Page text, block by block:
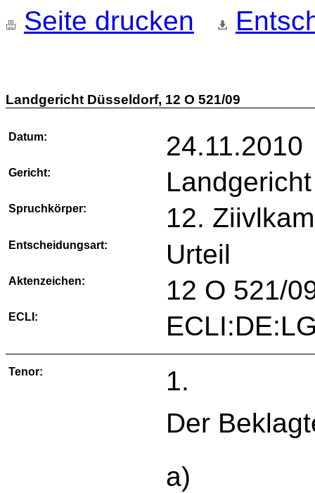
Seite drucken
Landgericht Düsseldorf, 12 O 521/09
Datum: 24.11.2010
Gericht:
Spruchkörper: 12.
Entscheidungsart: Urteil
Aktenzeichen: 12 O 521/
ECLI:
Tenor:
1.
Der
a)